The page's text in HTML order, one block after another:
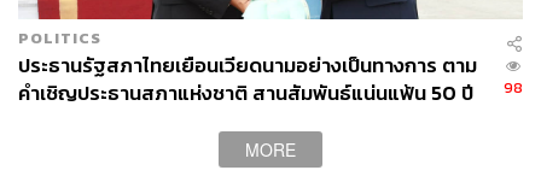
ในขณะเดียวกัน ฝั่งของประเทศจีนก็ต้องเจอกับความ
เปลี่ยนแปลงจนเกิดเป็นสภาวะ 3 บีบต่อประเทศไทย จากการที่
สินค้าไทยไม่สามารถทดแทนสินค้าจีนที่เคยส่งออกไปสหรัฐฯ
ได้ หรือถ้าสินค้าไทยส่งออกไปประเทศจีนก็ต้องเจอกับภาวะ
เศรษฐกิจซบเซาของประเทศจีน หรือแม้แต่สินค้าไทยจะไปบุก
POLITICS
ประธานรัฐสภาไทยเยือนเวียดนามอย่างเป็นทางการ ตาม
คำเชิญประธานสภาแห่งชาติ สานสัมพันธ์แน่นแฟ้น 50 ปี
98
MORE